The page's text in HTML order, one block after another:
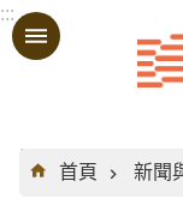
跳到主要內容區塊
:::
:::
首頁
新聞